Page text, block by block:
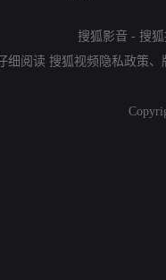
搜狐影音 - 搜
细阅读 搜狐视频隐私政策、